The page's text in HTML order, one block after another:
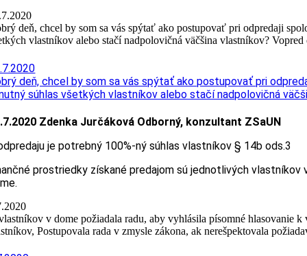
deň, chcel by som sa vás spýtať ako postupovať pri odpredaji
vlastníkov alebo stačí nadpolovičná väčšina vlastníkov?
deň, chcel by som sa vás spýtať ako postupovať pri
súhlas všetkých vlastníkov alebo stačí nadpolovičná
Zdenka Jurčáková Odborný, konzultant ZSaUN
je potrebný 100%-ný súhlas vlastníkov § 14b ods.3
prostriedky získané predajom sú jednotlivých
v dome požiadala radu, aby vyhlásila písomné hlasovanie
Postupovala rada v zmysle zákona, ak nerešpektovala